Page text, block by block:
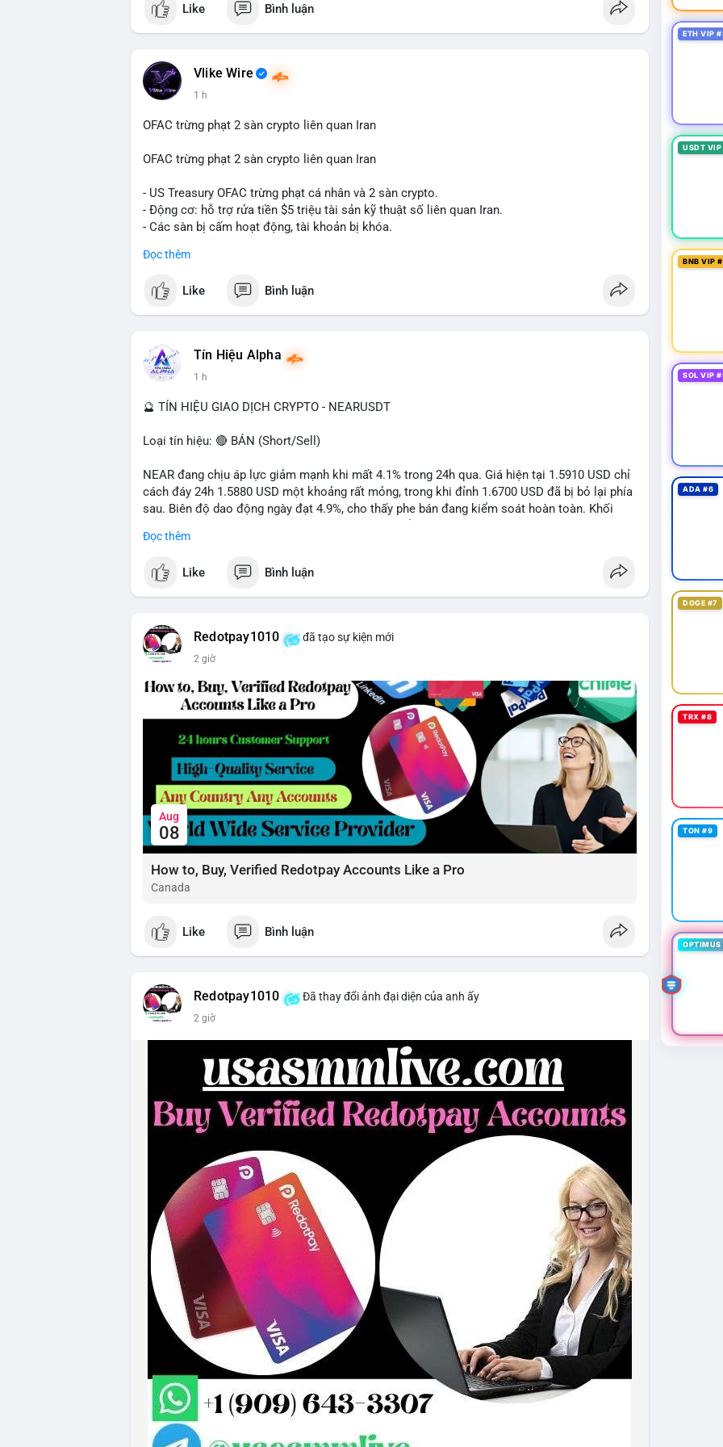
Like Bình luận
Vlike Wire
1 h
OFAC trừng phạt 2 sàn crypto liên quan Iran
OFAC trừng phạt 2 sàn crypto liên quan Iran
- US Treasury OFAC trừng phạt cá nhân và 2 sàn crypto.
- Động cơ: hỗ trợ rửa tiền $5 triệu tài sản kỹ thuật số liên quan Iran.
- Các sàn bị cấm hoạt động, tài khoản bị khóa.
$btc $eth
#vlikevn #titanbot
📰 Nguồn: Cointelegraph
Đọc thêm
Like Bình luận
Tín Hiệu Alpha
1 h
🔮 TÍN HIỆU GIAO DỊCH CRYPTO - NEARUSDT
Loại tín hiệu: 🔴 BÁN (Short/Sell)
NEAR đang chịu áp lực giảm mạnh khi mất 4.1% trong 24h qua. Giá hiện tại 1.5910 USD chỉ
cách đáy 24h 1.5880 USD một khoảng rất mỏng, trong khi đỉnh 1.6700 USD đã bị bỏ lại phía
sau. Biên độ dao động ngày đạt 4.9%, cho thấy phe bán đang kiểm soát hoàn toàn. Khối
đang tiếp diễn.
Khuyến nghị giao dịch:
- Vùng Entry: 1.5910 - 1.5980
- Cắt lỗ (Stop Loss - SL): 1.6100
Quản trị vốn chặt chẽ, chỉ vào lệnh với rủi ro tối đa 1-2% tài khoản cho mỗi vị thế.
#shortnear #near1.59#bearishnear #selllimit #vlikenear
Đọc thêm
Like Bình luận
Redotpay1010 đã tạo sự kiện mới
2 giờ
Aug
08
How to, Buy, Verified Redotpay Accounts Like a Pro
Canada
Like Bình luận
Redotpay1010 Đã thay đổi ảnh đại diện của anh ấy
2 giờ
ETH VIP
USDT
BNB VIP
SOL VIP
ADA #6
DOGE #7
TRX #8
TON #9
OPTIMUS